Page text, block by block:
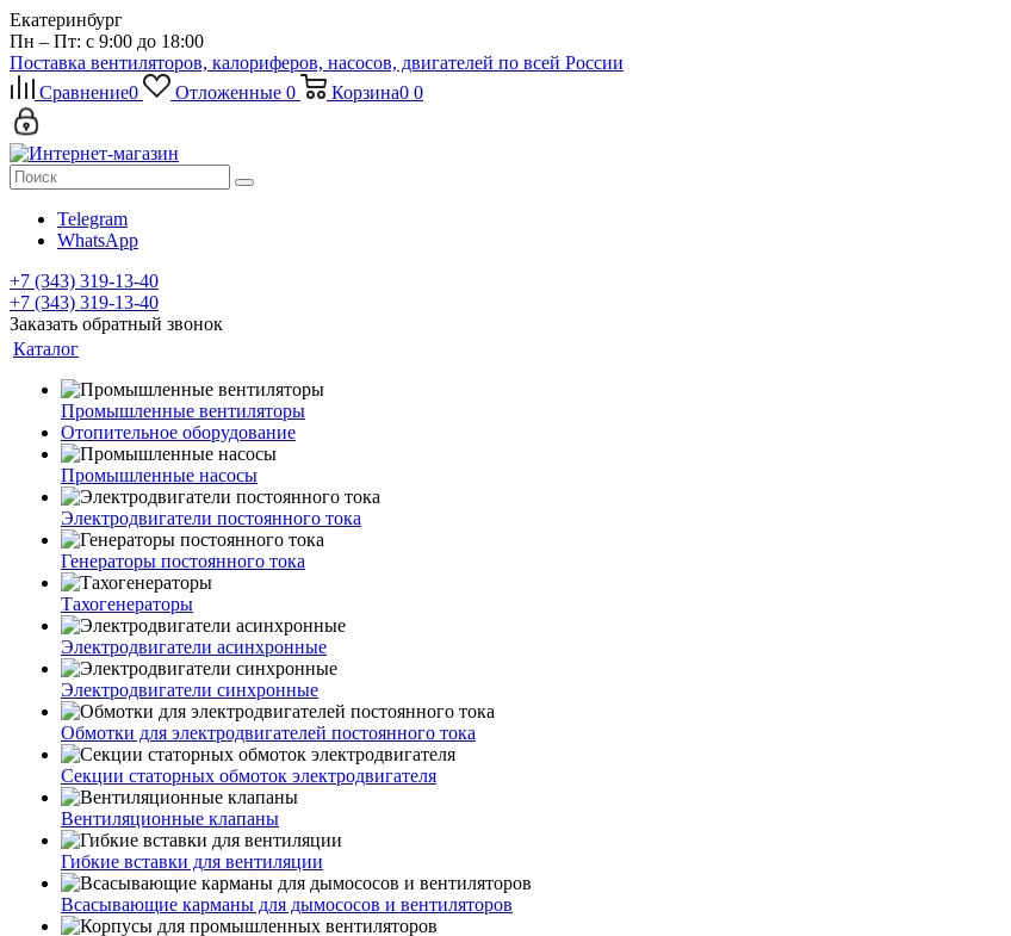
Екатеринбург
Пн – Пт: с 9:00 до 18:00
Поставка вентиляторов, калориферов, насосов, двигателей по всей России
Сравнение0 Отложенные 0 Корзина0 0
Telegram
WhatsApp
+7 (343) 319-13-40
+7 (343) 319-13-40
Заказать обратный звонок
Каталог
Промышленные вентиляторы
Отопительное оборудование
Промышленные насосы
Электродвигатели постоянного тока
Генераторы постоянного тока
Тахогенераторы
Электродвигатели асинхронные
Электродвигатели синхронные
Обмотки для электродвигателей постоянного тока
Секции статорных обмоток электродвигателя
Вентиляционные клапаны
Гибкие вставки для вентиляции
Всасывающие карманы для дымососов и вентиляторов